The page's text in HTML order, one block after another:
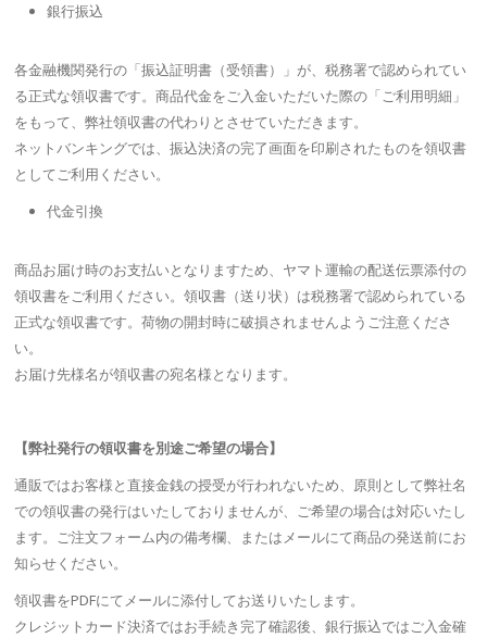
銀行振込
各金融機関発行の「振込証明書（受領書）」が、税務署で認められてい
る正式な領収書です。商品代金をご入金いただいた際の「ご利用明細」
をもって、弊社領収書の代わりとさせていただきます。
ネットバンキングでは、振込決済の完了画面を印刷されたものを領収書
としてご利用ください。
代金引換
商品お届け時のお支払いとなりますため、ヤマト運輸の配送伝票添付の
領収書をご利用ください。領収書（送り状）は税務署で認められている
正式な領収書です。荷物の開封時に破損されませんようご注意くださ
い。
お届け先様名が領収書の宛名様となります。
【弊社発行の領収書を別途ご希望の場合】
通販ではお客様と直接金銭の授受が行われないため、原則として弊社名
での領収書の発行はいたしておりませんが、ご希望の場合は対応いたし
ます。ご注文フォーム内の備考欄、またはメールにて商品の発送前にお
知らせください。
領収書をPDFにてメールに添付してお送りいたします。
クレジットカード決済ではお手続き完了確認後、銀行振込ではご入金確